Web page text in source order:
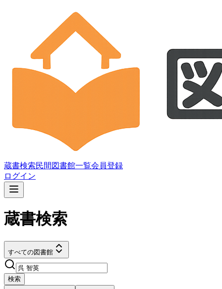
蔵書検索民間図書館一覧会員登録
ログイン
蔵書検索
すべての図書館
検索